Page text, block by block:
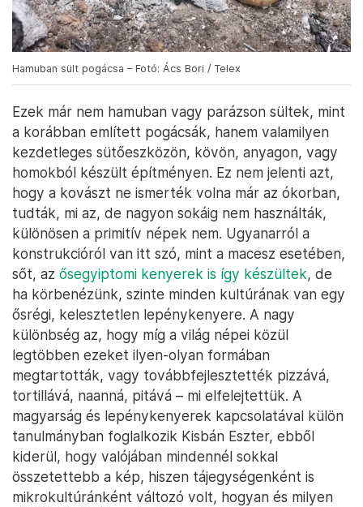
Hamuban sült pogácsa – Fotó: Ács Bori / Telex
Ezek már nem hamuban vagy parázson sültek, mint
a korábban említett pogácsák, hanem valamilyen
kezdetleges sütőeszközön, kövön, anyagon, vagy
homokból készült építményen. Ez nem jelenti azt,
hogy a kovászt ne ismerték volna már az ókorban,
tudták, mi az, de nagyon sokáig nem használták,
különösen a primitív népek nem. Ugyanarról a
konstrukcióról van itt szó, mint a macesz esetében,
sőt, az ősegyiptomi kenyerek is így készültek, de
ha körbenézünk, szinte minden kultúrának van egy
ősrégi, kelesztetlen lepénykenyere. A nagy
különbség az, hogy míg a világ népei közül
legtöbben ezeket ilyen-olyan formában
megtartották, vagy továbbfejlesztették pizzává,
tortillává, naanná, pitává – mi elfelejtettük. A
magyarság és lepénykenyerek kapcsolatával külön
tanulmányban foglalkozik Kisbán Eszter, ebből
kiderül, hogy valójában mindennél sokkal
összetettebb a kép, hiszen tájegységenként is
mikrokultúránként változó volt, hogyan és milyen